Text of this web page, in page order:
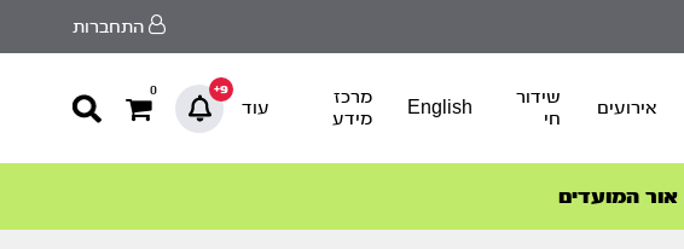
התחברות
אירועים
שידור
חי
English
מרכז
מידע
עוד
9+
0
המועדים>